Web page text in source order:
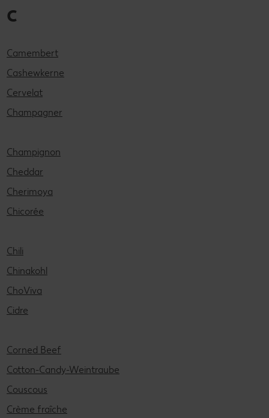
C
Camembert
Cashewkerne
Cervelat
Champagner
Champignon
Cheddar
Cherimoya
Chicorée
Chili
Chinakohl
ChoViva
Cidre
Corned Beef
Cotton-Candy-Weintraube
Couscous
Crème fraîche